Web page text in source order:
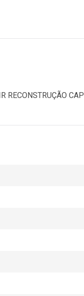
RECONSTRUÇÃO